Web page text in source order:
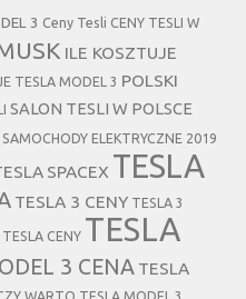
3 Ceny Tesli CENY TESLI W
ILE KOSZTUJE
TESLA MODEL 3 POLSKI
SALON TESLI W POLSCE
SAMOCHODY ELEKTRYCZNE 2019
SPACEX TESLA
TESLA 3 CENY TESLA 3
TESLA CENY TESLA
3 CENA TESLA
WARTO TESLA MODEL 3